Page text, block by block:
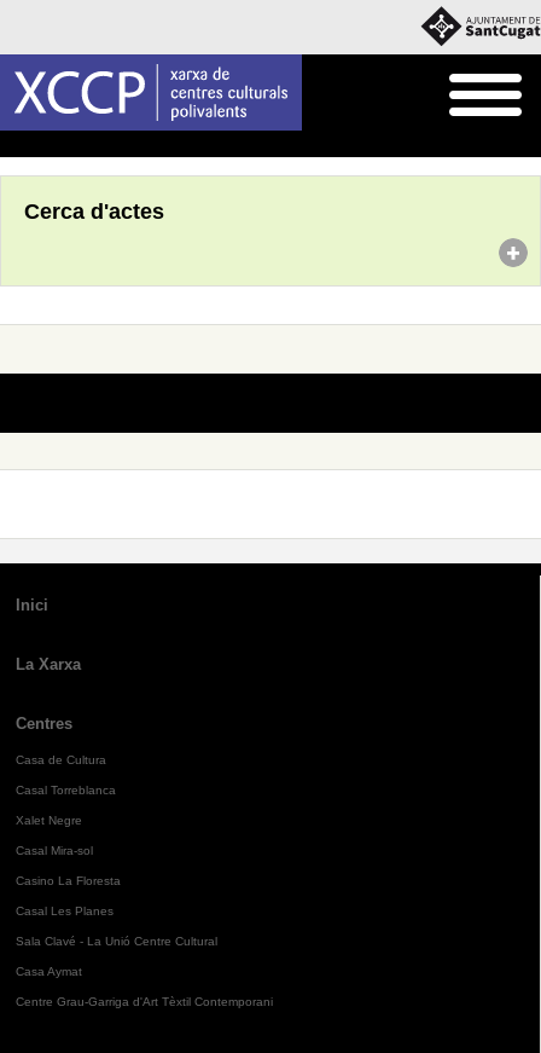
Cerca d'actes
Inici
La Xarxa
Centres
Casa de Cultura
Casal Torreblanca
Xalet Negre
Casal Mira-sol
Casino La Floresta
Casal Les Planes
Sala Clavé - La Unió Centre Cultural
Casa Aymat
Centre Grau-Garriga d'Art Tèxtil Contemporani